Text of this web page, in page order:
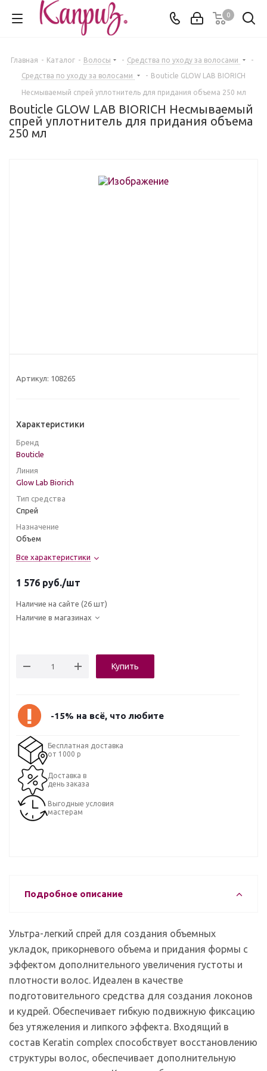
0
Главная - Каталог - Волосы - Средства по уходу за волосами
-
Средства по уходу за волосами
- Bouticle GLOW LAB BIORICH
Несмываемый спрей уплотнитель для придания объема 250 мл
Bouticle GLOW LAB BIORICH Несмываемый
спрей уплотнитель для придания объема
250 мл
Артикул: 108265
Характеристики
Бренд
Bouticle
Линия
Glow Lab Biorich
Тип средства
Спрей
Назначение
Объем
Все характеристики
1 576 руб./шт
Наличие на сайте (26 шт)
Наличие в магазинах
Купить
-15% на всё, что любите
Бесплатная доставка
от 1000 р
Доставка в
день заказа
Выгодные условия
мастерам
Подробное описание
Ультра-легкий спрей для создания объемных
укладок, прикорневого объема и придания формы с
эффектом дополнительного увеличения густоты и
плотности волос. Идеален в качестве
подготовительного средства для создания локонов
и кудрей. Обеспечивает гибкую подвижную фиксацию
без утяжеления и липкого эффекта. Входящий в
состав Keratin complex способствует восстановлению
структуры волос, обеспечивает дополнительную